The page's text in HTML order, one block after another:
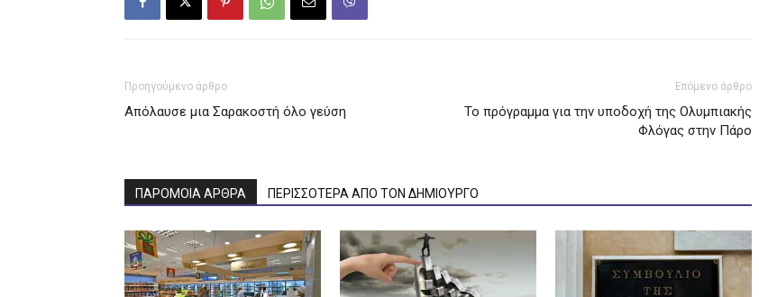
Προηγούμενο άρθρο
Απόλαυσε μια Σαρακοστή όλο γεύση
Επόμενο άρθρο
Το πρόγραμμα για την υποδοχή της Ολυμπιακής
Φλόγας στην Πάρο
ΠΑΡΟΜΟΙΑ ΑΡΘΡΑ ΠΕΡΙΣΣΟΤΕΡΑ ΑΠΟ ΤΟΝ ΔΗΜΙΟΥΡΓΟ